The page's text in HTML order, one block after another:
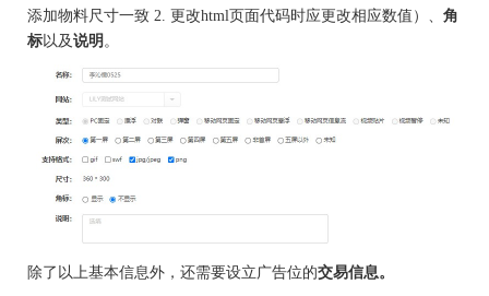
添加物料尺寸一致 2. 更改html页面代码时应更改相应数值）、 角
标以及说明 。
除了以上基本信息外，还需要设立广告位的交易信息。